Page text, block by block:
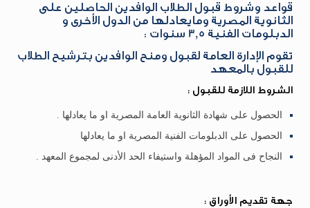
قواعد وشروط قبول الطلاب الوافدين الحاصلين على
الثانوية المصرية ومايعادلها من الدول الأخرى و
الدبلومات الفنية 3,5 سنوات :
تقوم الإدارة العامة لقبول ومنح الوافدين بترشيح الطلاب
للقبول بالمعهد
الشروط اللازمة للقبول :
الحصول على شهادة الثانوية العامة المصرية او ما يعادلها .
الحصول على الدبلومات الفنية المصرية او ما يعادلها
النجاح فى المواد المؤهلة واستيفاء الحد الأدنى لمجموع المعهد .
جهة تقديم الأوراق :